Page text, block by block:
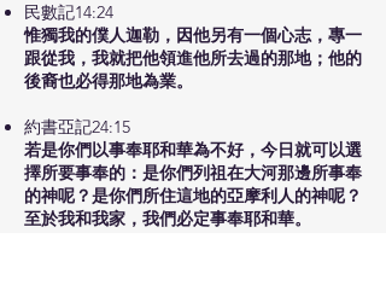
民數記14:24
惟獨我的僕人迦勒，因他另有一個心志，專一
跟從我，我就把他領進他所去過的那地；他的
後裔也必得那地為業。
約書亞記24:15
若是你們以事奉耶和華為不好，今日就可以選
擇所要事奉的：是你們列祖在大河那邊所事奉
的神呢？是你們所住這地的亞摩利人的神呢？
至於我和我家，我們必定事奉耶和華。